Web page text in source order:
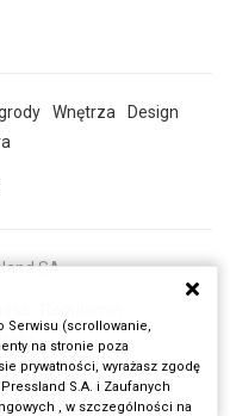
Wnętrza
Design
SA
Serwisu (scrollowanie,
na stronie poza
prywatności, wyrażasz zgodę
S.A. i Zaufanych
, w szczególności na